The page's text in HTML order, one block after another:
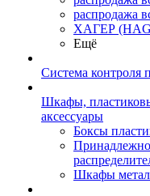
распродажа
ХАГЕР
Ещё
Система контроля
Шкафы,
аксессуары
Боксы
Шкафы